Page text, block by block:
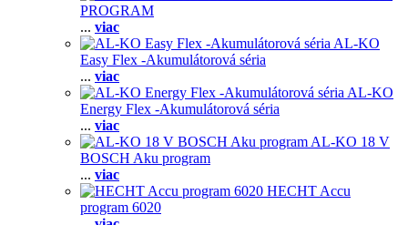
PROGRAM
... viac
AL-KO
Easy Flex -Akumulátorová séria
... viac
AL-KO
Energy Flex -Akumulátorová séria
... viac
AL-KO 18 V
BOSCH Aku program
... viac
HECHT Accu
program 6020